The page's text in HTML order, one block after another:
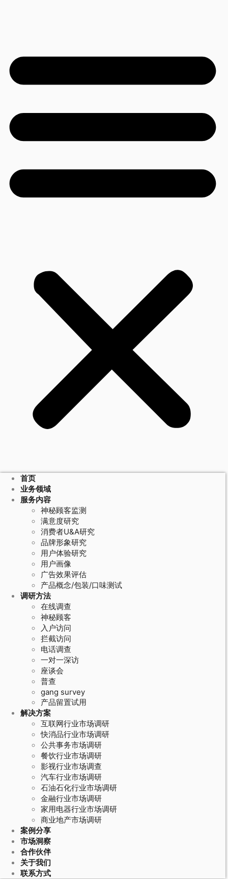
首页
业务领域
服务内容
神秘顾客监测
满意度研究
消费者U&A研究
品牌形象研究
用户体验研究
用户画像
广告效果评估
产品概念/包装/口味测试
调研方法
在线调查
神秘顾客
入户访问
拦截访问
电话调查
一对一深访
座谈会
普查
gang survey
产品留置试用
解决方案
互联网行业市场调研
快消品行业市场调研
公共事务市场调研
餐饮行业市场调研
影视行业市场调查
汽车行业市场调研
石油石化行业市场调研
金融行业市场调研
家用电器行业市场调研
商业地产市场调研
案例分享
市场洞察
合作伙伴
关于我们
联系方式
•消费者U&A研究
消费者U&A研究（Usage and Attitude